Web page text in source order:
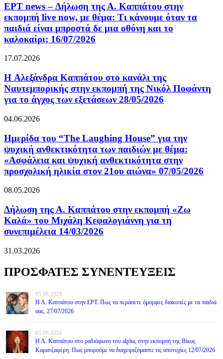
ΕΡΤ news – Δήλωση της Α. Καππάτου στην
εκπομπή live now, με θέμα: Τι κάνουμε όταν τα
παιδιά είναι μπροστά δε μια οθόνη και το
καλοκαίρι; 16/07/2026
17.07.2026
H Αλεξάνδρα Καππάτου στο κανάλι της
Ναυτεμπορικής στην εκπομπή της Νικόλ Ποφάντη
για το άγχος των εξετάσεων 28/05/2026
04.06.2026
Ημερίδα του “The Laughing House” για την
ψυχική ανθεκτικότητα των παιδιών με θέμα:
«Ασφάλεια και ψυχική ανθεκτικότητα στην
προσχολική ηλικία στον 21ου αιώνα» 07/05/2026
08.05.2026
Δήλωση της Α. Καππάτου στην εκπομπή «Ζω
Καλά» του Μιχάλη Κεφαλογιάννη για τη
συνεπιμέλεια 14/03/2026
31.03.2026
ΠΡΟΣΦΑΤΕΣ ΣΥΝΕΝΤΕΥΞΕΙΣ
05.08.2026
Η Α. Καππάτου στην ΕΡΤ. Πως να περάσετε όμορφες διακοπές με τα παιδιά
σας. 27/07/2026
05.08.2026
Η Α. Καππάτου στο ραδιόφωνο του alpha, στην εκπομπή της Βίκυς
Καρατζαφέρη. Πως μπορούμε να διαχειριζόμαστε τις αποτυχίες 12/07/2026